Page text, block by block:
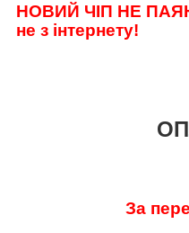
НОВИЙ ЧІП НЕ
не з інтернету!
За